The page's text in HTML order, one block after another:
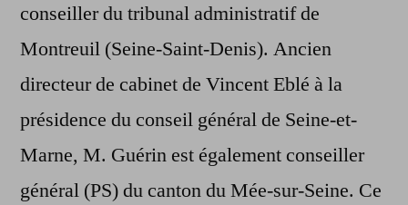
conseiller du tribunal administratif de
Montreuil (Seine-Saint-Denis). Ancien
directeur de cabinet de Vincent Eblé à la
présidence du conseil général de Seine-et-
Marne, M. Guérin est également conseiller
général (PS) du canton du Mée-sur-Seine. Ce